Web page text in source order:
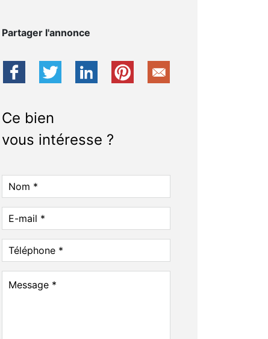
Partager l'annonce
Ce bien
vous intéresse ?